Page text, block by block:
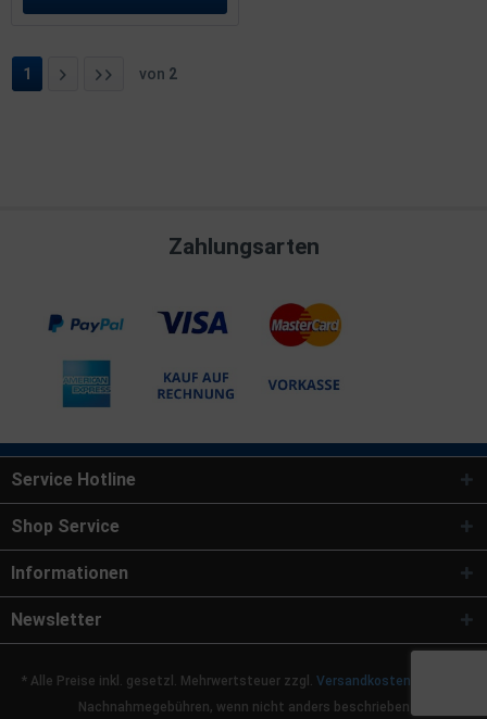
1 von 2
Zahlungsarten
Service Hotline
Shop Service
Informationen
Newsletter
* Alle Preise inkl. gesetzl. Mehrwertsteuer zzgl. Versandkosten
Nachnahmegebühren, wenn nicht anders beschrieben